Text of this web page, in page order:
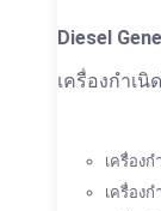
Diesel
เครื่องกำเนิ
เครื่อง
เครื่องก